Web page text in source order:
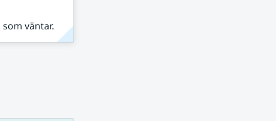
väntar.